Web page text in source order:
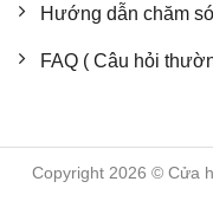
Hướng dẫn chăm
FAQ ( Câu hỏi
Copyright 2026 © Cửa